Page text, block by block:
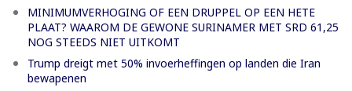
MINIMUMVERHOGING OF EEN DRUPPEL OP EEN HETE
PLAAT? WAAROM DE GEWONE SURINAMER MET SRD 61,25
NOG STEEDS NIET UITKOMT
Trump dreigt met 50% invoerheffingen op landen die Iran
bewapenen